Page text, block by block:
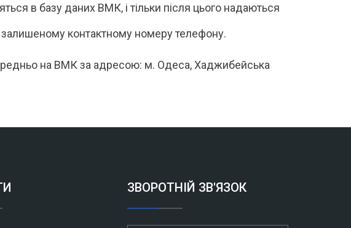
в базу даних ВМК, і тільки після цього надаються
контактному номеру телефону.
на ВМК за адресою: м. Одеса, Хаджибейська
ЗВОРОТНІЙ ЗВ'ЯЗОК